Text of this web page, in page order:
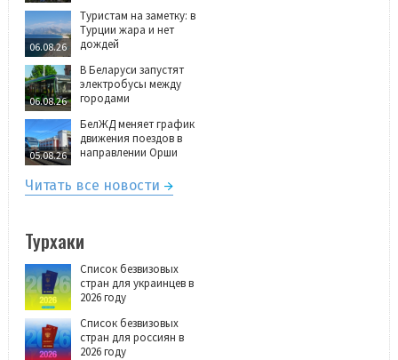
06.08.26
Туристам на заметку: в
Турции жара и нет
дождей
06.08.26
В Беларуси запустят
электробусы между
городами
05.08.26
БелЖД меняет график
движения поездов в
направлении Орши
Читать все новости
Турхаки
Список безвизовых
стран для украинцев в
2026 году
Список безвизовых
стран для россиян в
2026 году